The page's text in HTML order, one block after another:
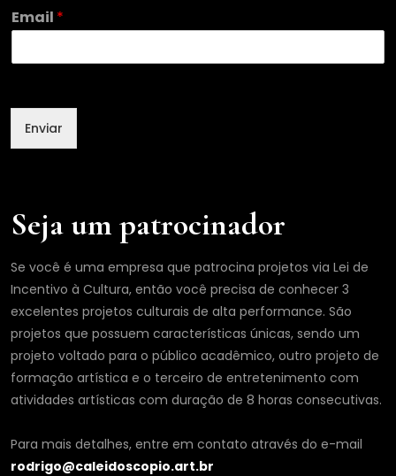
N
m
o
e
Email *
Enviar
Seja um patrocinador
Se você é uma empresa que patrocina projetos via Lei de
Incentivo à Cultura, então você precisa de conhecer 3
excelentes projetos culturais de alta performance. São
projetos que possuem características únicas, sendo um
projeto voltado para o público acadêmico, outro projeto de
formação artística e o terceiro de entretenimento com
atividades artísticas com duração de 8 horas consecutivas.
Para mais detalhes, entre em contato através do e-mail
rodrigo@caleidoscopio.art.br